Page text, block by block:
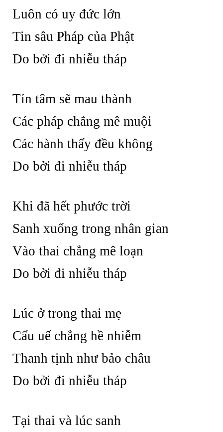
Luôn có uy đức lớn
Tin sâu Pháp của Phật
Do bởi đi nhiễu tháp
Tín tâm sẽ mau thành
Các pháp chẳng mê muội
Các hành thấy đều không
Do bởi đi nhiễu tháp
Khi đã hết phước trời
Sanh xuống trong nhân gian
Vào thai chẳng mê loạn
Do bởi đi nhiễu tháp
Lúc ở trong thai mẹ
Cấu uế chẳng hề nhiễm
Thanh tịnh như bảo châu
Do bởi đi nhiễu tháp
Tại thai và lúc sanh